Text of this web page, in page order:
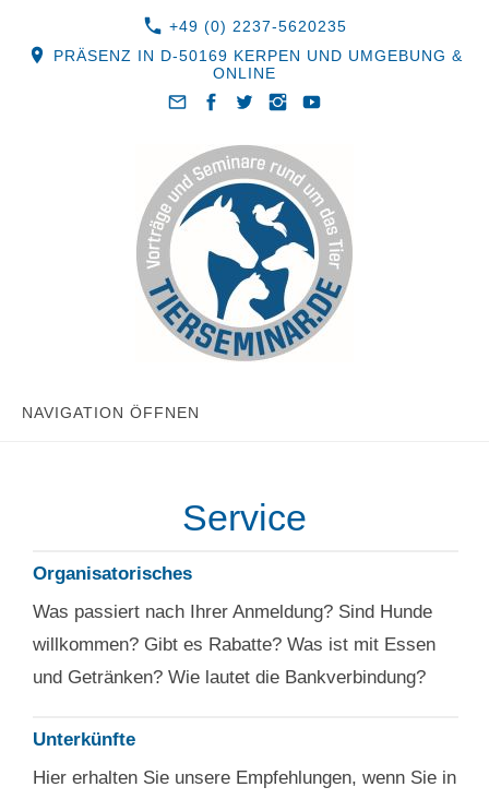
+49 (0) 2237-5620235
PRÄSENZ IN D-50169 KERPEN UND UMGEBUNG &
ONLINE
NAVIGATION ÖFFNEN
Service
Organisatorisches
Was passiert nach Ihrer Anmeldung? Sind Hunde
willkommen? Gibt es Rabatte? Was ist mit Essen
und Getränken? Wie lautet die Bankverbindung?
Unterkünfte
Hier erhalten Sie unsere Empfehlungen, wenn Sie in